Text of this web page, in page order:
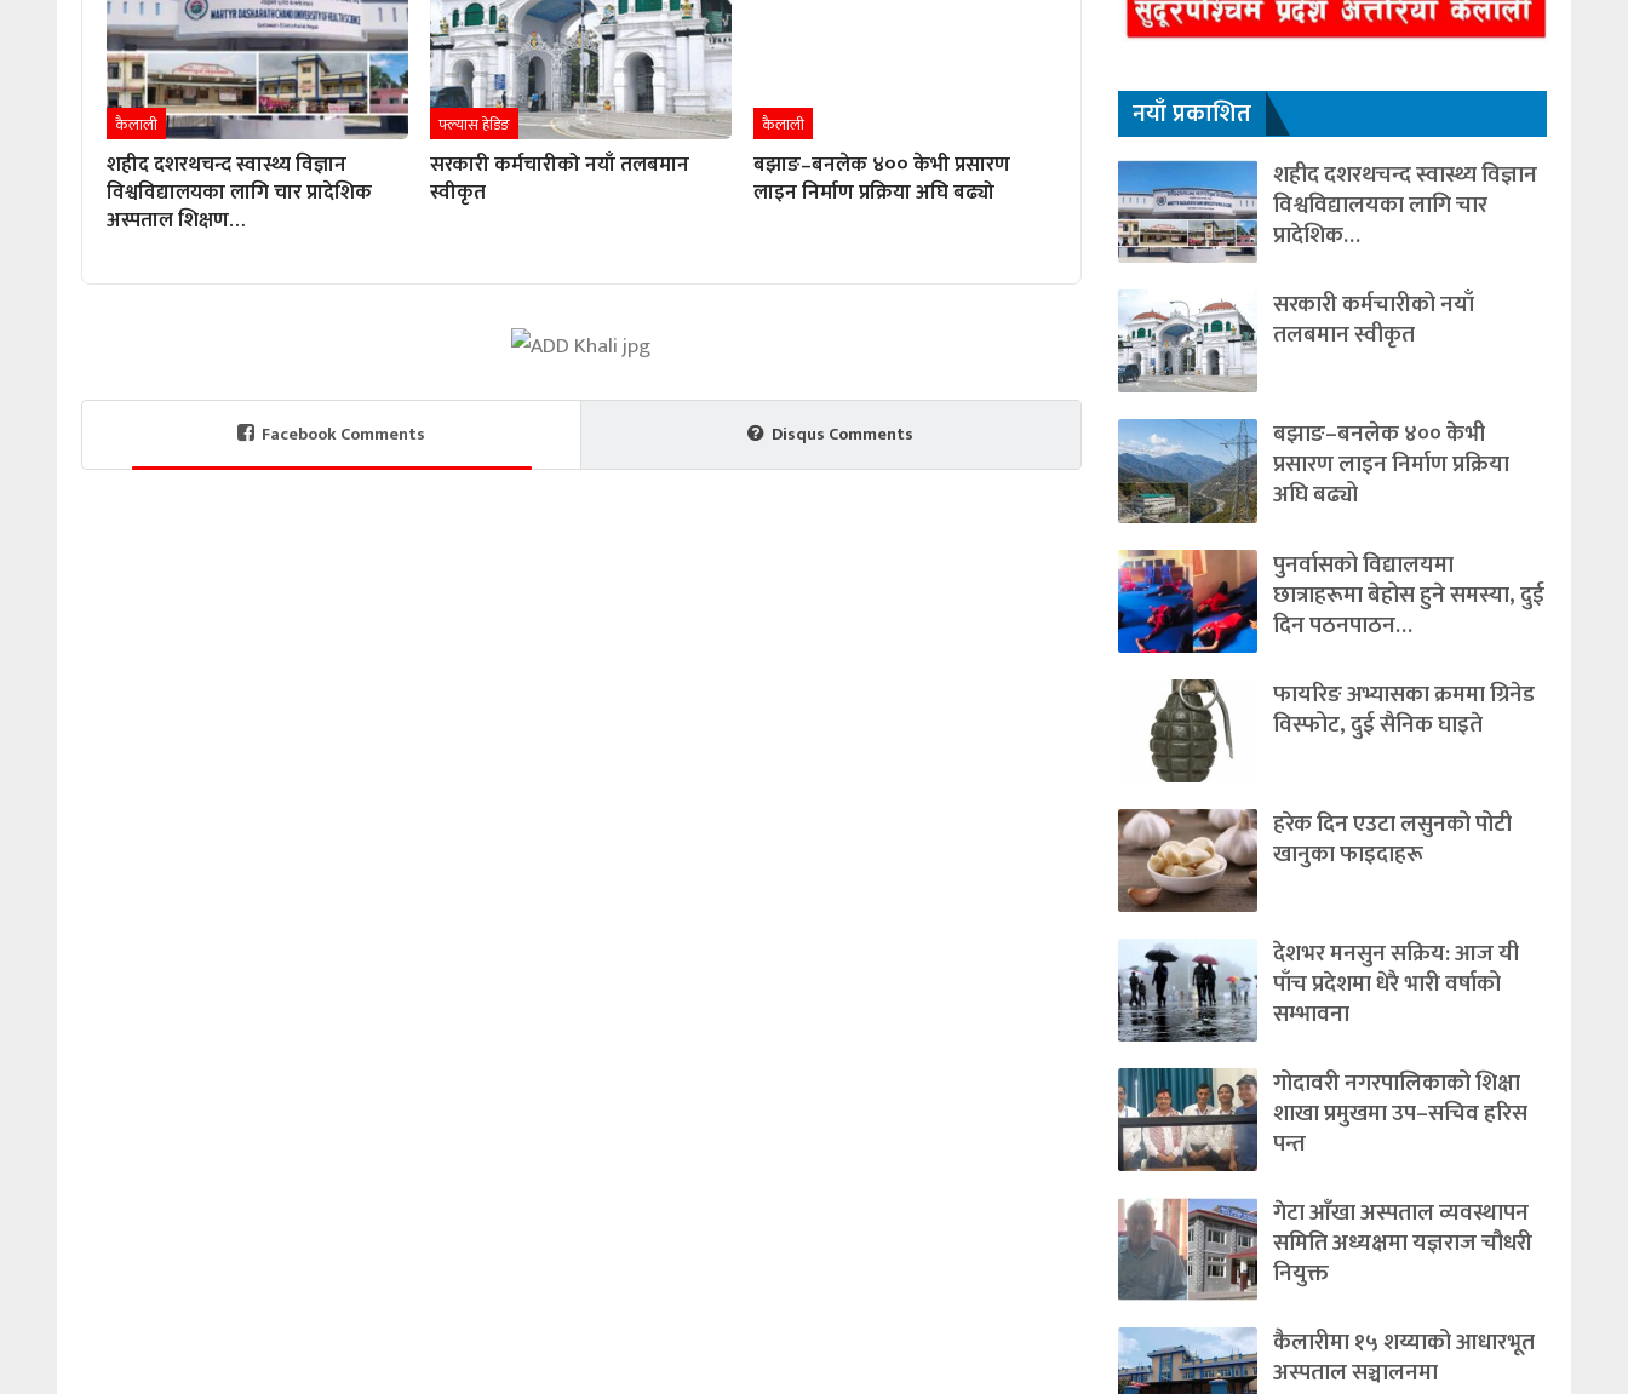
कैलाली
शहीद दशरथचन्द स्वास्थ्य विज्ञान
विश्वविद्यालयका लागि चार प्रादेशिक
अस्पताल शिक्षण…
फ्ल्यास हेडिङ
सरकारी कर्मचारीको नयाँ तलबमान
स्वीकृत
कैलाली
बझाङ–बनलेक ४०० केभी प्रसारण
लाइन निर्माण प्रक्रिया अघि बढ्यो
Facebook Comments Disqus Comments
नयाँ प्रकाशित
शहीद दशरथचन्द स्वास्थ्य विज्ञान
विश्वविद्यालयका लागि चार
प्रादेशिक…
सरकारी कर्मचारीको नयाँ
तलबमान स्वीकृत
बझाङ–बनलेक ४०० केभी
प्रसारण लाइन निर्माण प्रक्रिया
अघि बढ्यो
पुनर्वासको विद्यालयमा
छात्राहरूमा बेहोस हुने समस्या, दुई
दिन पठनपाठन…
फायरिङ अभ्यासका क्रममा ग्रिनेड
विस्फोट, दुई सैनिक घाइते
हरेक दिन एउटा लसुनको पोटी
खानुका फाइदाहरू
देशभर मनसुन सक्रिय: आज यी
पाँच प्रदेशमा धेरै भारी वर्षाको
सम्भावना
गोदावरी नगरपालिकाको शिक्षा
शाखा प्रमुखमा उप–सचिव हरिस
पन्त
गेटा आँखा अस्पताल व्यवस्थापन
समिति अध्यक्षमा यज्ञराज चौधरी
नियुक्त
कैलारीमा १५ शय्याको आधारभूत
अस्पताल सञ्चालनमा